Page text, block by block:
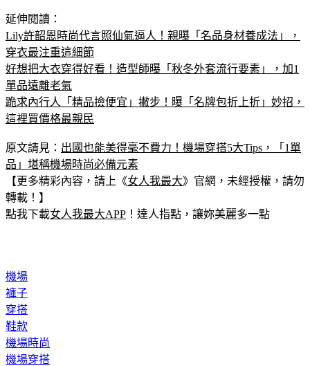
延伸閱讀：
Lily許韶恩時尚代言照仙氣逼人！親曝「名品身材養成法」，
穿衣最注重這細節
好想把大衣穿得好看！造型師曝「秋冬外套流行要素」，加1
單品遠離老氣
跪求內行人「精品撿便宜」撇步！曝「名牌包折上折」妙招，
這裡買價格最親民
原文請見： 出國也能美得毫不費力！機場穿搭5大Tips，「1單
品」堪稱機場時尚必備元素
【更多精彩內容，請上《女人我最大》官網，未經授權，請勿
轉載！】
點我下載女人我最大APP ！達人指點，讓妳美麗多一點
機場
褲子
穿搭
鞋款
機場時尚
機場穿搭